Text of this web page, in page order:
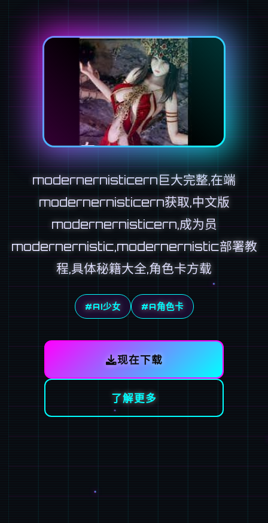
modernernisticern巨大完整,在端
modernernisticern获取,中文版
modernernisticern,成为员
modernernistic,modernernistic部署教
程,具体秘籍大全,角色卡方载
#AI少女 #A角色卡
现在下载
了解更多